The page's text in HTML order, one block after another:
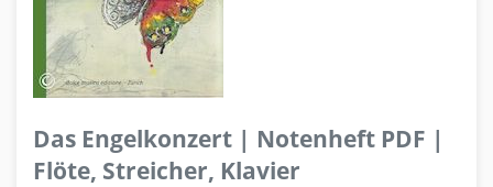
Das Engelkonzert | Notenheft PDF |
Flöte, Streicher, Klavier